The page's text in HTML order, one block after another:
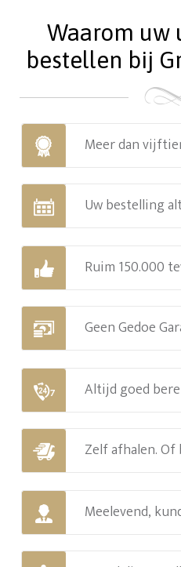
Waarom uw
bestellen bij
Meer dan
Uw bestelling
Ruim 150.000
Geen Gedoe
Altijd goed
Zelf afhalen.
Meelevend,